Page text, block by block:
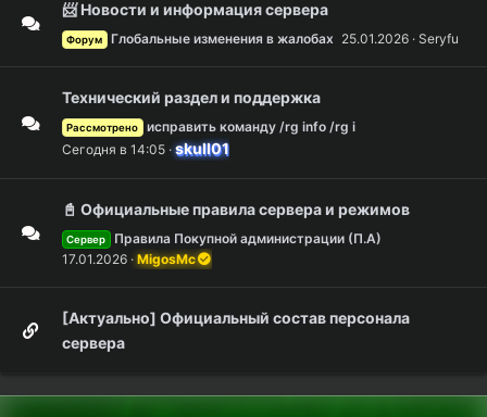
📨 Новости и информация сервера
Форум Глобальные изменения в жалобах 25.01.2026 Seryfu
Технический раздел и поддержка
Рассмотрено
исправить команду /rg info /rg i
Сегодня в 14:05 skull01
📓 Официальные правила сервера и режимов
Сервер
Правила Покупной администрации (П.А)
17.01.2026 MigosMc
[Актуально] Официальный состав персонала
сервера